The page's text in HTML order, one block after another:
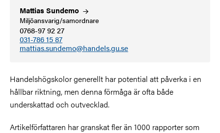
MattiasSundemo
Miljöansvarig/samordnare
0768-97 92 27
031-786 15 87
mattias.sundemo@handels.gu.se
Handelshögskolor generellt har potential att påverka i en
hållbar riktning, men denna förmåga är ofta både
underskattad och outvecklad.
Artikelförfattaren har granskat fler än 1000 rapporter som